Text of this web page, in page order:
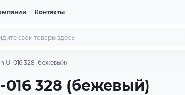
Контакты
U-016 328 (бежевый)
328 (бежевый)